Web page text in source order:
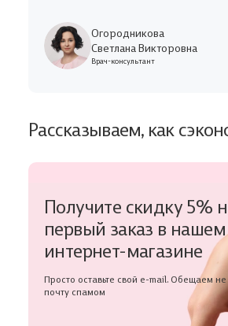
Огородникова
Светлана Викторовна
Врач-консультант
Рассказываем, как
Получите скидку 5%
первый заказ в нашем
интернет-магазине
Просто оставьте свой e-mail. Обещаем не
почту спамом